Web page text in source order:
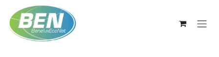
Se rendre au contenu